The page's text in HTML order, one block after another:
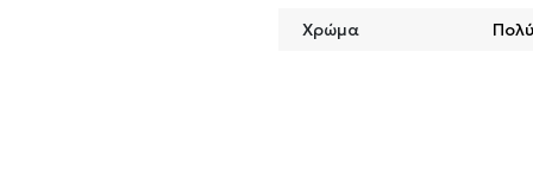
Χρώμα